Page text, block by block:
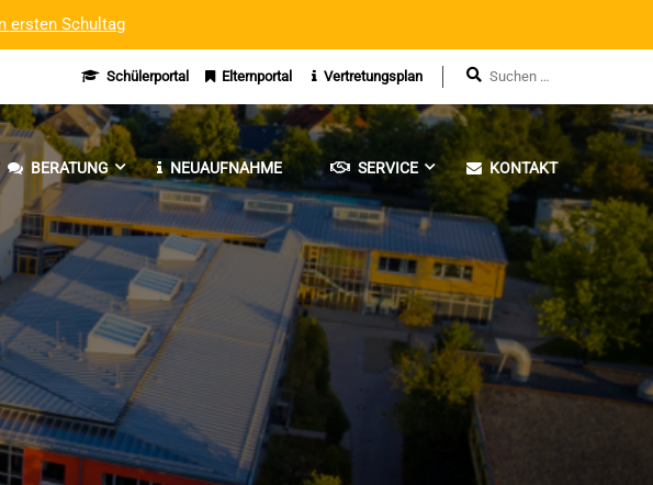
ersten Schultag
Schülerportal Elternportal Vertretungsplan
BERATUNG NEUAUFNAHME SERVICE KONTAKT